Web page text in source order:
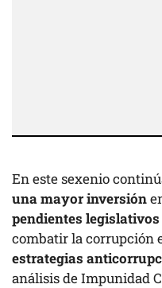
En este sexenio
una mayor inversión
pendientes legislativos
combatir la corrupción
estrategias
análisis de Impunidad